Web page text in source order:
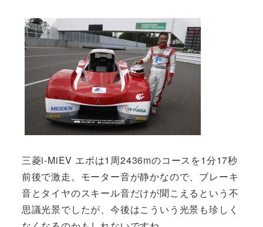
三菱i-MiEV エボは1周2436mのコースを1分17秒
前後で激走。モーター音が静かなので、ブレーキ
音とタイヤのスキール音だけが聞こえるという不
思議光景でしたが、今後はこういう光景も珍しく